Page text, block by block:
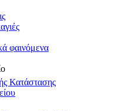
φαινόμενα
Κατάστασης